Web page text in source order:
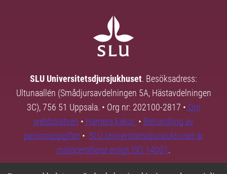
SLU Universitetsdjursjukhuset. Besöksadress:
Ultunaallén (Smådjursavdelningen 5A, Hästavdelningen
3C), 756 51 Uppsala. • Org nr: 202100-2817 • Om
webbplatsen • Hantera kakor • Behandling av
personuppgifter • SLU Universitetsdjursjukhuset är
miljöcertifierat enligt ISO 14001.